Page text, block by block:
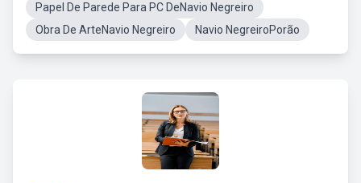
Papel De Parede Para PC DeNavio Negreiro
Obra De ArteNavio Negreiro
Navio NegreiroPorão